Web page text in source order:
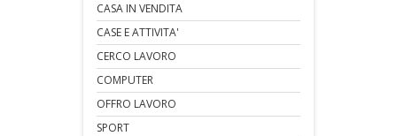
CASA IN VENDITA
CASE E ATTIVITA'
CERCO LAVORO
COMPUTER
OFFRO LAVORO
SPORT